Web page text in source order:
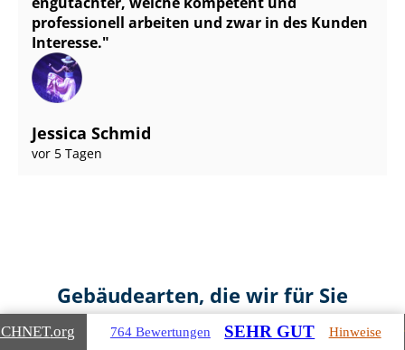
professionell arbeiten und zwar in des Kunden
Interesse.
Jessica Schmid
vor 5 Tagen
Gebäudearten, die wir für Sie
bewerten
.org 764 Bewertungen SEHR GUT Hinweise